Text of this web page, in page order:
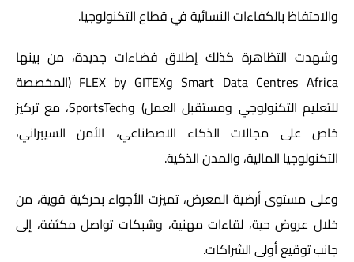
والاحتفاظ بالكفاءات النسائية في قطاع التكنولوجيا.
وشهدت التظاهرة كذلك إطلاق فضاءات جديدة، من بينها
Smart Data Centres Africa وFLEX by GITEX (المخصصة
للتعليم التكنولوجي ومستقبل العمل) وSportsTech، مع تركيز
خاص على مجالات الذكاء الاصطناعي، الأمن السيبراني،
التكنولوجيا المالية، والمدن الذكية.
وعلى مستوى أرضية المعرض، تميزت الأجواء بحركية قوية، من
خلال عروض حية، لقاءات مهنية، وشبكات تواصل مكثفة، إلى
جانب توقيع أولى الشراكات.